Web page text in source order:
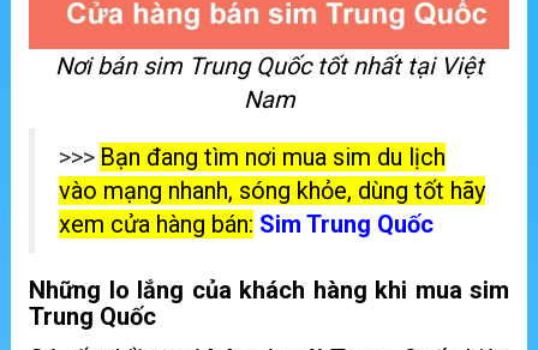
Nơi bán sim Trung Quốc tốt nhất tại Việt
Nam
>>> Bạn đang tìm nơi mua sim du lịch
vào mạng nhanh, sóng khỏe, dùng tốt hãy
xem cửa hàng bán: Sim Trung Quốc
Những lo lắng của khách hàng khi mua sim
Trung Quốc